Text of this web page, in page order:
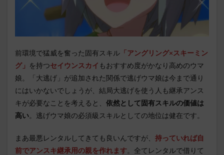
前環境で猛威を奮った固有スキル 「アングリング×スキーミン
グ」 を持つセイウンスカイ もおすすめ度がかなり高めのウマ
娘。「大逃げ」が追加された関係で逃げウマ娘は今まで通り
にはいかないでしょうが、結局大逃げを使う人も継承アンス
キが必要なことを考えると、 依然として固有スキルの価値は
高い。逃げウマ娘の必須級スキルとしての地位は健在です。
まあ最悪レンタルしてきても良いんですが、 持っていれば自
前でアンスキ継承用の親を作れます。全てレンタルで借りて